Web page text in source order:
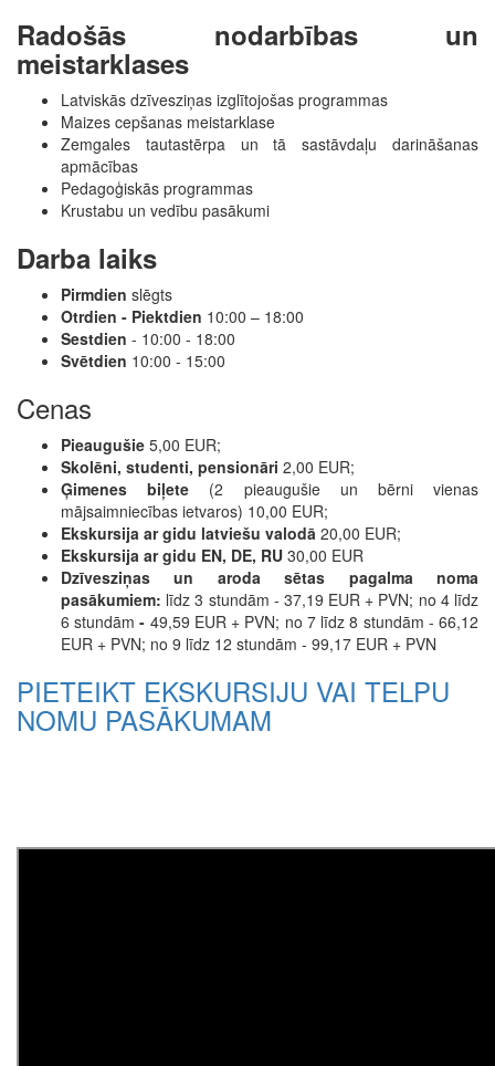
Radošās nodarbības un
meistarklases
Latviskās dzīvesziņas izglītojošas programmas
Maizes cepšanas meistarklase
Zemgales tautastērpa un tā sastāvdaļu darināšanas
apmācības
Pedagoģiskās programmas
Krustabu un vedību pasākumi
Darba laiks
Pirmdien slēgts
Otrdien - Piektdien 10:00 – 18:00
Sestdien - 10:00 - 18:00
Svētdien 10:00 - 15:00
Cenas
Pieaugušie 5,00 EUR;
Skolēni, studenti, pensionāri 2,00 EUR;
Ģimenes biļete (2 pieaugušie un bērni vienas
mājsaimniecības ietvaros) 10,00 EUR;
Ekskursija ar gidu latviešu valodā 20,00 EUR;
Ekskursija ar gidu EN, DE, RU 30,00 EUR
Dzīvesziņas un aroda sētas pagalma noma
pasākumiem: līdz 3 stundām - 37,19 EUR + PVN; no 4 līdz
6 stundām- 49,59 EUR + PVN; no 7 līdz 8 stundām - 66,12
EUR + PVN; no 9 līdz 12 stundām - 99,17 EUR + PVN
PIETEIKT EKSKURSIJU VAI TELPU
NOMU PASĀKUMAM